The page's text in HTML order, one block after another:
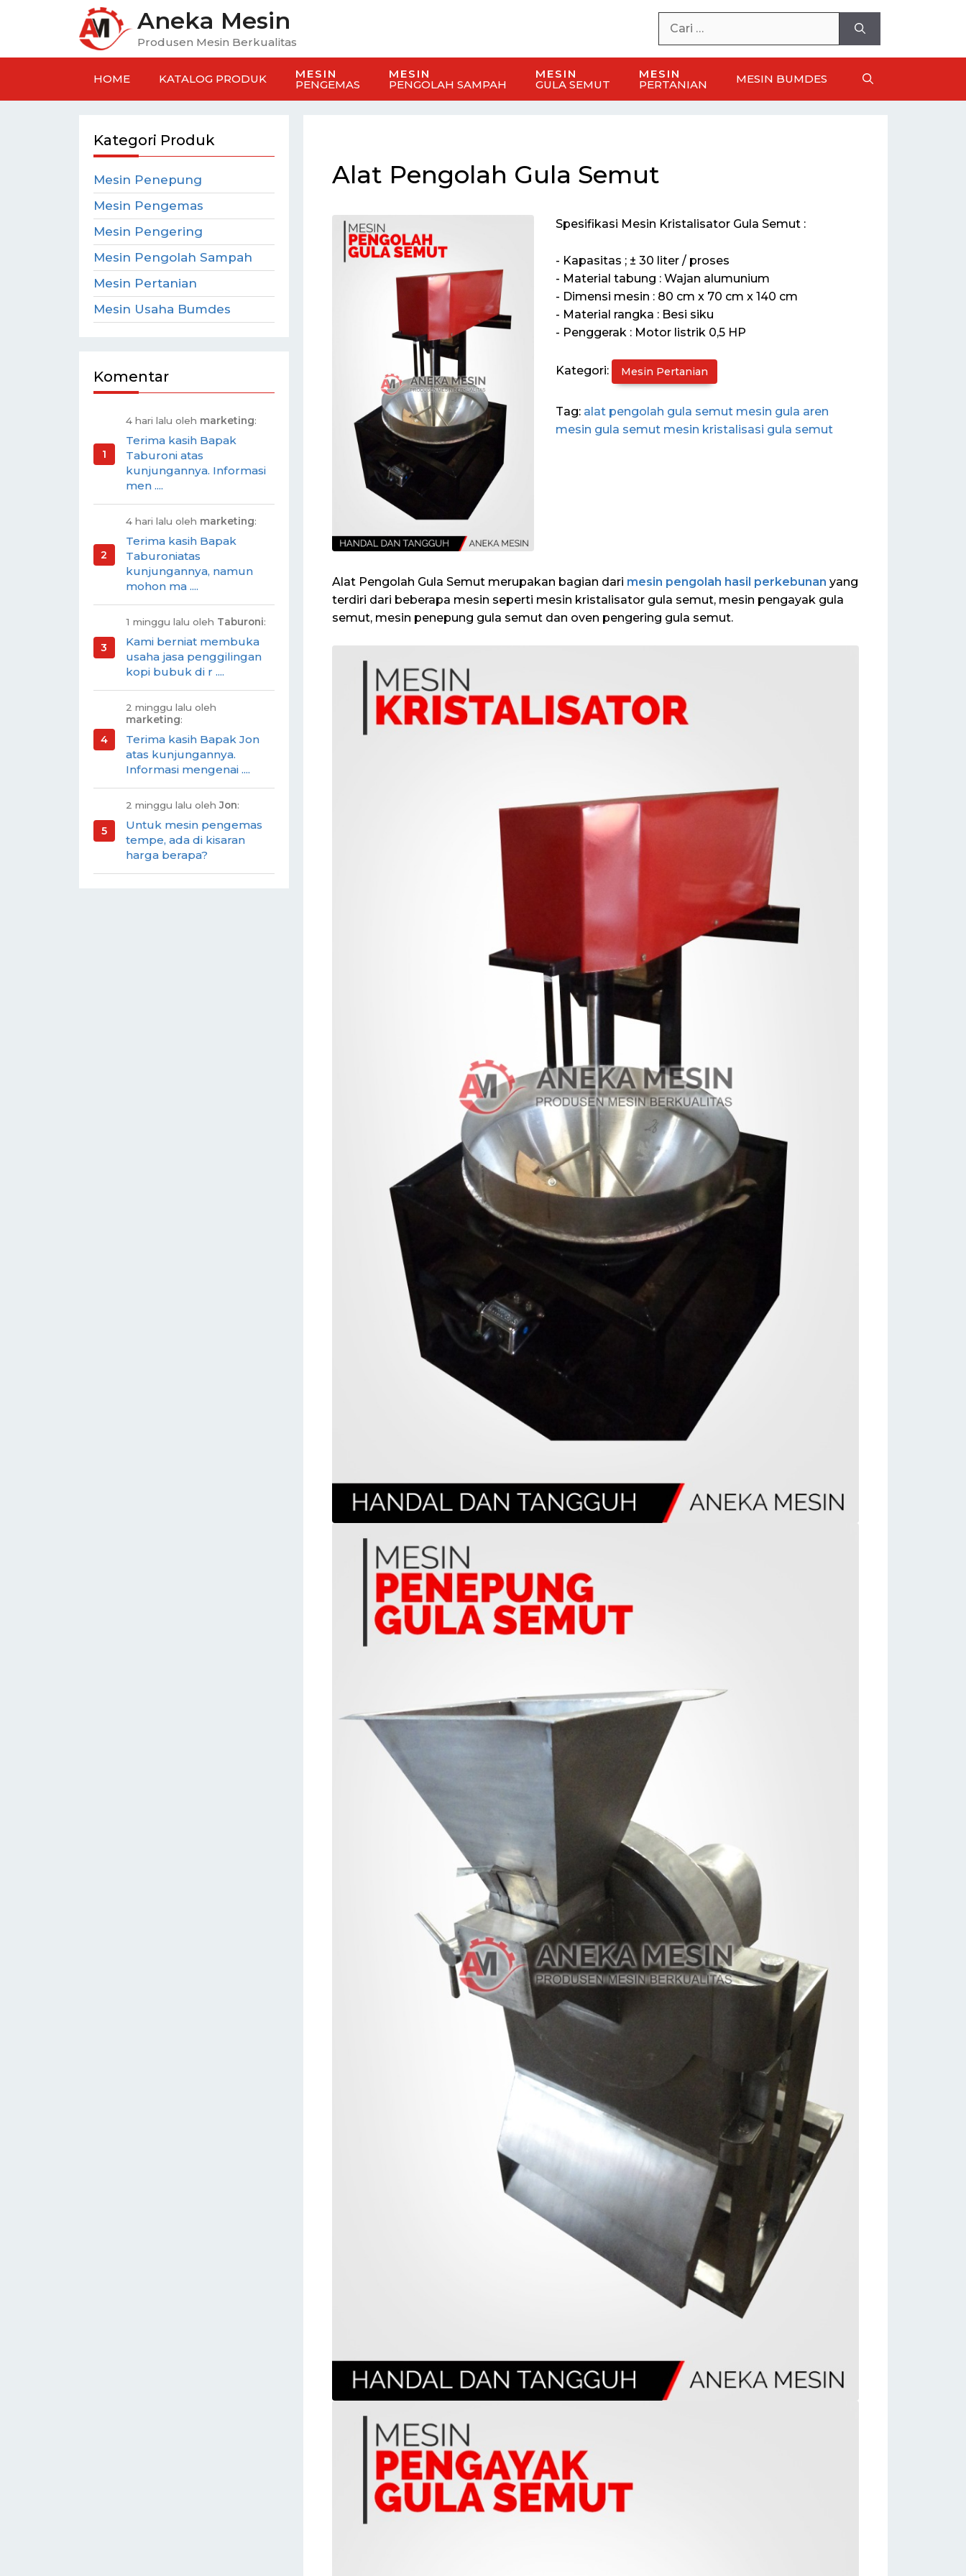
Aneka Mesin
Produsen Mesin Berkualitas
HOME KATALOG PRODUK MESIN
PENGEMAS
MESIN
PENGOLAH SAMPAH
MESIN
GULA SEMUT
MESIN
PERTANIAN MESIN BUMDES
Alat Pengolah Gula Semut
Spesifikasi Mesin Kristalisator Gula Semut :
- Kapasitas ; ± 30 liter / proses
- Material tabung : Wajan alumunium
- Dimensi mesin : 80 cm x 70 cm x 140 cm
- Material rangka : Besi siku
- Penggerak : Motor listrik 0,5 HP
Kategori: Mesin Pertanian
Tag: alat pengolah gula semut mesin gula aren
mesin gula semut mesin kristalisasi gula semut
Alat Pengolah Gula Semut merupakan bagian dari mesin pengolah hasil perkebunan yang
terdiri dari beberapa mesin seperti mesin kristalisator gula semut, mesin pengayak gula
semut, mesin penepung gula semut dan oven pengering gula semut.
Kategori Produk
Mesin Penepung
Mesin Pengemas
Mesin Pengering
Mesin Pengolah Sampah
Mesin Pertanian
Mesin Usaha Bumdes
Komentar
4 hari lalu oleh marketing:
Terima kasih Bapak
Taburoni atas
kunjungannya. Informasi
men ....
4 hari lalu oleh marketing:
Terima kasih Bapak
Taburoniatas
kunjungannya, namun
mohon ma ....
1 minggu lalu oleh Taburoni:
Kami berniat membuka
usaha jasa penggilingan
kopi bubuk di r ....
2 minggu lalu oleh
marketing:
Terima kasih Bapak Jon
atas kunjungannya.
Informasi mengenai ....
2 minggu lalu olehJon:
Untuk mesin pengemas
tempe, ada di kisaran
harga berapa?